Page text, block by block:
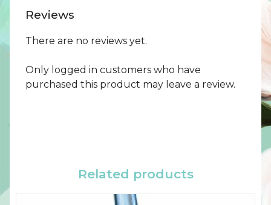
Reviews
There are no reviews yet.
Only logged in customers who have
purchased this product may leave a review.
Related products